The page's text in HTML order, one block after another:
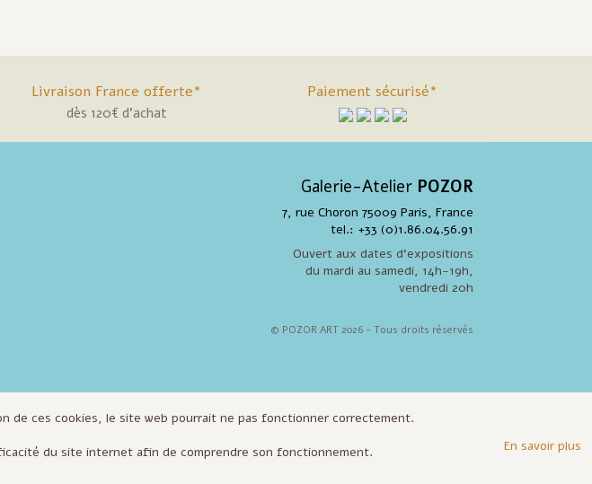
Livraison France offerte*
dès 120€ d'achat
Paiement sécurisé*
Galerie-Atelier POZOR
7, rue Choron 75009 Paris, France
tel.: +33 (0)1.86.04.56.91
Ouvert aux dates d'expositions
du mardi au samedi, 14h-19h,
vendredi 20h
© POZOR ART 2026 - Tous droits réservés
de ces cookies, le site web pourrait ne pas fonctionner correctement.
En savoir plus
du site internet afin de comprendre son fonctionnement.